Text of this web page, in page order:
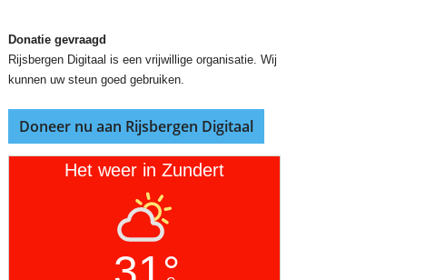
Donatie gevraagd
Rijsbergen Digitaal is een vrijwillige organisatie. Wij
kunnen uw steun goed gebruiken.
Doneer nu aan Rijsbergen Digitaal
Het weer in Zundert